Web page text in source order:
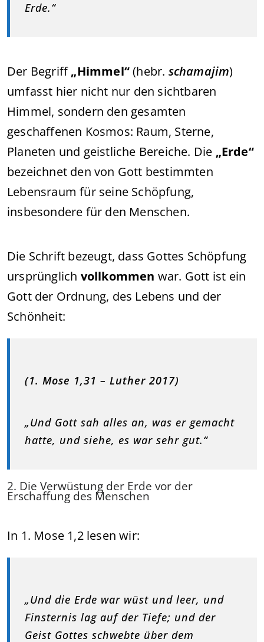
Erde.“
Der Begriff„Himmel“(hebr. schamajim)
umfasst hier nicht nur den sichtbaren
Himmel, sondern den gesamten
geschaffenen Kosmos: Raum, Sterne,
Planeten und geistliche Bereiche. Die „Erde“
bezeichnet den von Gott bestimmten
Lebensraum für seine Schöpfung,
insbesondere für den Menschen.
Die Schrift bezeugt, dass Gottes Schöpfung
ursprünglich vollkommen war. Gott ist ein
Gott der Ordnung, des Lebens und der
Schönheit:
(1. Mose 1,31 – Luther 2017)
„Und Gott sah alles an, was er gemacht
hatte, und siehe, es war sehr gut.“
2. Die Verwüstung der Erde vor der
Erschaffung des Menschen
In 1. Mose 1,2 lesen wir:
„Und die Erde war wüst und leer, und
Finsternis lag auf der Tiefe; und der
Geist Gottes schwebte über dem